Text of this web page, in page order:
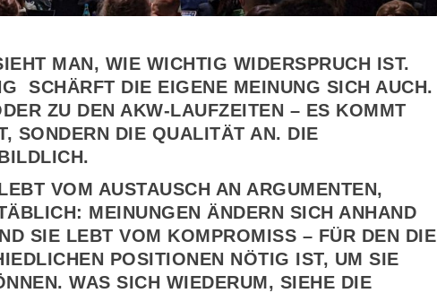
MAN, WIE WICHTIG WIDERSPRUCH IST.
SCHÄRFT DIE EIGENE MEINUNG SICH AUCH.
ZU DEN AKW-LAUFZEITEN – ES KOMMT
SONDERN DIE QUALITÄT AN. DIE
VOM AUSTAUSCH AN ARGUMENTEN,
MEINUNGEN ÄNDERN SICH ANHAND
SIE LEBT VOM KOMPROMISS – FÜR DEN DIE
POSITIONEN NÖTIG IST, UM SIE
WAS SICH WIEDERUM, SIEHE DIE